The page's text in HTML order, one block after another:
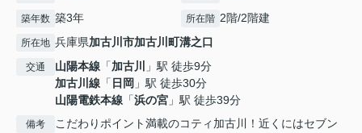
築年数 築3年 所在階 2階/2階建
所在地 兵庫県加古川市加古川町溝之口
交通 山陽本線 「加古川
」駅 徒歩9分
加古川線 「 日岡 」駅 徒歩30分
山陽電鉄本線 「浜の宮 」駅 徒歩39分
備考
こだわりポイント満載のコティ加古川！近くにはセブン